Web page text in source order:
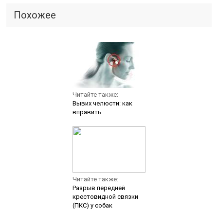
Похожее
Читайте также:
Вывих челюсти: как
вправить
Читайте также:
Разрыв передней
крестовидной связки
(ПКС) у собак